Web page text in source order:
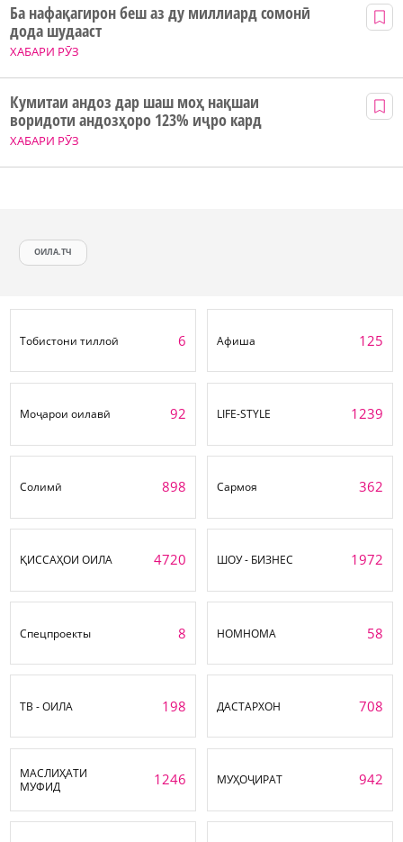
ХАБАРИ РӮЗ
Ба нафақагирон беш аз ду миллиард сомонӣ
дода шудааст
ХАБАРИ РӮЗ
Кумитаи андоз дар шаш моҳ нақшаи
воридоти андозҳоро 123% иҷро кард
ОИЛА.ТЧ
Тобистони тиллоӣ 6 Афиша 125
Моҷарои оилавӣ 92 LIFE-STYLE 1239
Солимӣ 898 Сармоя 362
ҚИССАҲОИ ОИЛА 4720 ШОУ - БИЗНЕС 1972
Спецпроекты 8 НОМНОМА 58
ТВ - ОИЛА 198 ДАСТАРХОН 708
МАСЛИҲАТИ
МУФИД
1246 МУҲОҶИРАТ 942